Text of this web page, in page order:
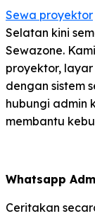
Sewa proyektor
Selatan kini
Sewazone.
proyektor,
dengan sistem
hubungi admin
membantu
Whatsapp
Ceritakan